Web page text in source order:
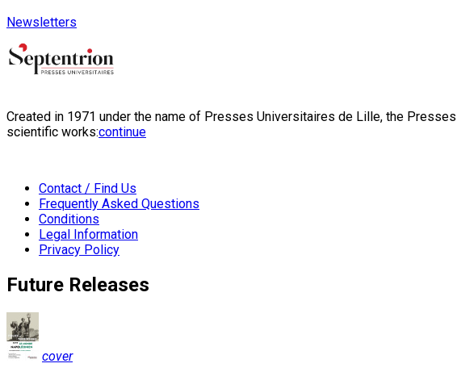
Newsletters
Created in 1971 under the name of Presses Universitaires de Lille, the
scientific works:continue
Contact / Find Us
Frequently Asked Questions
Conditions
Legal Information
Privacy Policy
Future Releases
cover